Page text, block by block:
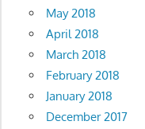
May 2018
April 2018
March 2018
February 2018
January 2018
December 2017